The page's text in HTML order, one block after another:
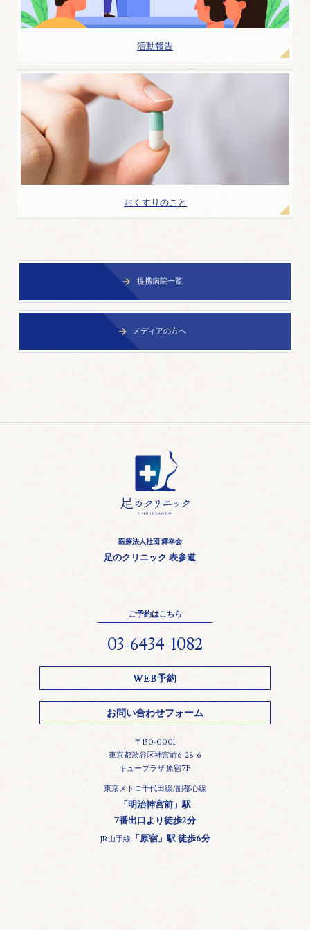
活動報告
おくすりのこと
 提携病院一覧
 メディアの方へ
医療法人社団 輝幸会
足のクリニック 表参道
ご予約はこちら
03-6434-1082
WEB予約
お問い合わせフォーム
〒150-0001
東京都渋谷区神宮前6-28-6
キュープラザ 原宿7F
東京メトロ千代田線/副都心線
「明治神宮前」駅
7番出口より徒歩2分
JR山手線「原宿」駅 徒歩6分